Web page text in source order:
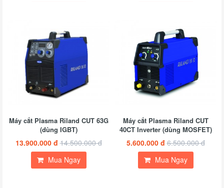
Máy cắt Plasma Riland CUT 63G
(dùng IGBT)
13.900.000 đ 14.500.000 đ
Mua Ngay
Máy cắt Plasma Riland CUT
40CT Inverter (dùng MOSFET)
5.600.000 đ 6.500.000 đ
Mua Ngay